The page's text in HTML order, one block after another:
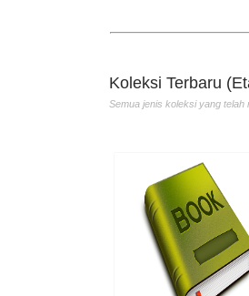
Koleksi Terbaru
Semua jenis koleksi yang telah